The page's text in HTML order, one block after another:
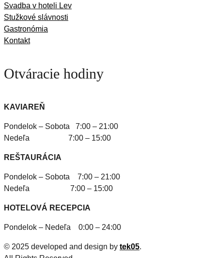
Svadba v hoteli Lev
Stužkové slávnosti
Gastronómia
Kontakt
Otváracie hodiny
KAVIAREŇ
Pondelok – Sobota 7:00 – 21:00
Nedeľa 7:00 – 15:00
REŠTAURÁCIA
Pondelok – Sobota 7:00 – 21:00
Nedeľa 7:00 – 15:00
HOTELOVÁ RECEPCIA
Pondelok – Nedeľa 0:00 – 24:00
© 2025 developed and design by tek05.